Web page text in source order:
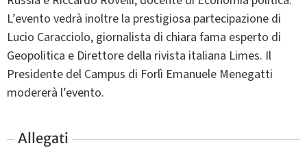
L’evento vedrà inoltre la prestigiosa partecipazione di
Lucio Caracciolo, giornalista di chiara fama esperto di
Geopolitica e Direttore della rivista italiana Limes. Il
Presidente del Campus di Forlì Emanuele Menegatti
modererà l’evento.
Allegati